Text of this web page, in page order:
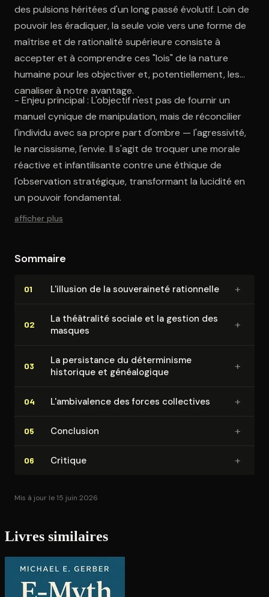
des pulsions héritées d'un long passé évolutif. Loin de
pouvoir les éradiquer, la seule voie vers une forme de
maîtrise et de rationalité supérieure consiste à
accepter et à comprendre ces "lois" de la nature
humaine pour les objectiver et, potentiellement, les
canaliser à notre avantage.
- Enjeu principal : L'objectif n'est pas de fournir un
manuel cynique de manipulation, mais de réconcilier
l'individu avec sa propre part d'ombre — l'agressivité,
le narcissisme, l'envie. Il s'agit de troquer une morale
réactive et infantilisante contre une éthique de
l'observation stratégique, transformant la lucidité en
un pouvoir fondamental.
afficher plus
Sommaire
01 L'illusion de la sou­ve­rai­ne­té rationnelle +
02
La théâtralité sociale et la gestion des
masques
+
03
La persistance du dé­ter­mi­nisme
historique et gé­néa­lo­gique
+
04 L'am­bi­va­lence des forces collectives +
05 Conclusion +
06 Critique +
Mis à jour le 15 juin 2026
Livres similaires